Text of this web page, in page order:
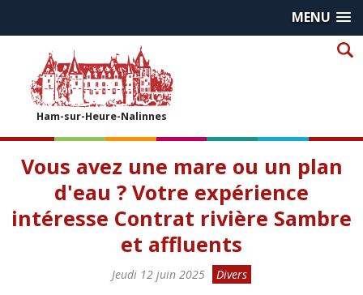
MENU
Ham-sur-Heure-Nalinnes
Vous avez une mare ou un plan
d'eau ? Votre expérience
intéresse Contrat rivière Sambre
et affluents
Jeudi 12 juin 2025
Divers